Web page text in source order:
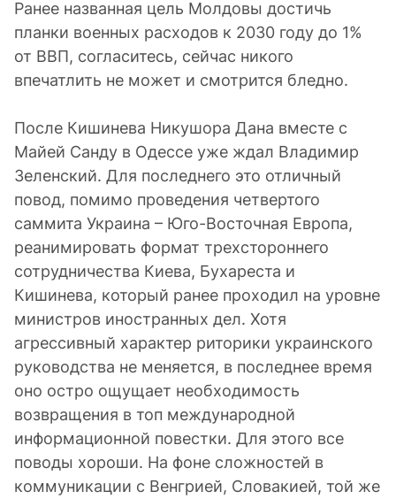
Ранее названная цель Молдовы достичь
планки военных расходов к 2030 году до 1%
от ВВП, согласитесь, сейчас никого
впечатлить не может и смотрится бледно.
После Кишинева Никушора Дана вместе с
Майей Санду в Одессе уже ждал Владимир
Зеленский. Для последнего это отличный
повод, помимо проведения четвертого
саммита Украина – Юго-Восточная Европа,
реанимировать формат трехстороннего
сотрудничества Киева, Бухареста и
Кишинева, который ранее проходил на уровне
министров иностранных дел. Хотя
агрессивный характер риторики украинского
руководства не меняется, в последнее время
оно остро ощущает необходимость
возвращения в топ международной
информационной повестки. Для этого все
поводы хороши. На фоне сложностей в
коммуникации с Венгрией, Словакией, той же